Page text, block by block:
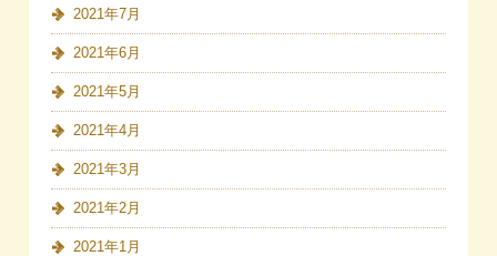
2021年7月
2021年6月
2021年5月
2021年4月
2021年3月
2021年2月
2021年1月